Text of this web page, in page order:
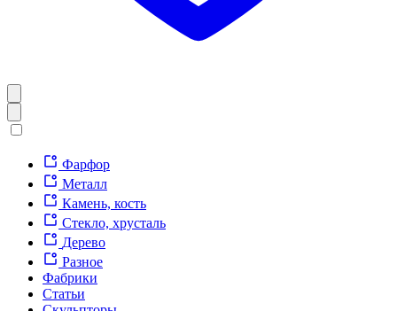
Фарфор
Металл
Камень, кость
Стекло, хрусталь
Дерево
Разное
Фабрики
Статьи